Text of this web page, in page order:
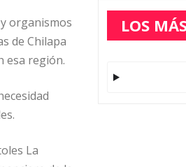
organismos
de Chilapa
esa región.
La
LOS